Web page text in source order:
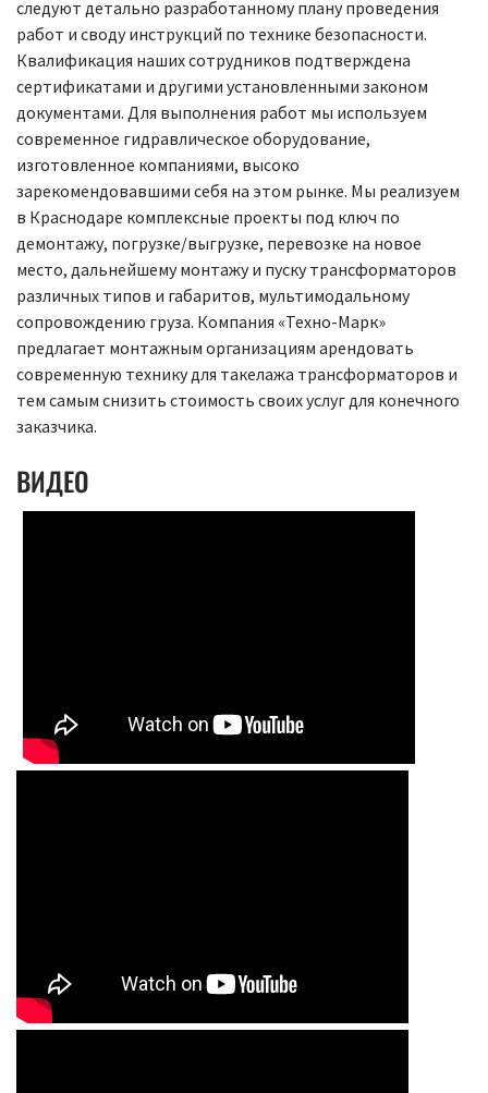
следуют детально разработанному плану проведения
работ и своду инструкций по технике безопасности.
Квалификация наших сотрудников подтверждена
сертификатами и другими установленными законом
документами. Для выполнения работ мы используем
современное гидравлическое оборудование,
изготовленное компаниями, высоко
зарекомендовавшими себя на этом рынке. Мы реализуем
в Краснодаре комплексные проекты под ключ по
демонтажу, погрузке/выгрузке, перевозке на новое
место, дальнейшему монтажу и пуску трансформаторов
различных типов и габаритов, мультимодальному
сопровождению груза. Компания «Техно-Марк»
предлагает монтажным организациям арендовать
современную технику для такелажа трансформаторов и
тем самым снизить стоимость своих услуг для конечного
заказчика.
ВИДЕО